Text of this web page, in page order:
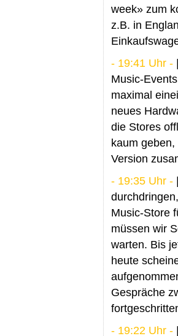
week» zum
z.B. in
- 19:41 Uhr -
Music-
maximal
neues
die Stores
kaum
Version
- 19:35 Uhr -
Music-Store
müssen wir
warten. Bis
heute
Gespräche
- 19:22 Uhr -